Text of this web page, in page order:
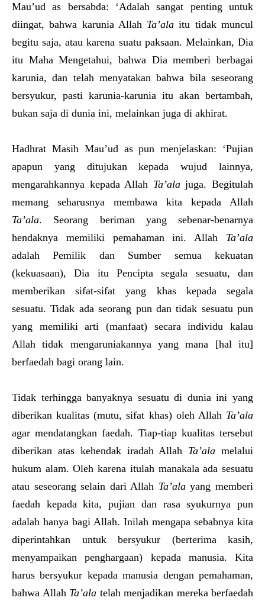
Mau’ud as bersabda: ‘Adalah sangat penting untuk
diingat, bahwa karunia Allah Ta’ala itu tidak muncul
begitu saja, atau karena suatu paksaan. Melainkan, Dia
itu Maha Mengetahui, bahwa Dia memberi berbagai
karunia, dan telah menyatakan bahwa bila seseorang
bersyukur, pasti karunia-karunia itu akan bertambah,
bukan saja di dunia ini, melainkan juga di akhirat.
Hadhrat Masih Mau’ud as pun menjelaskan: ‘Pujian
apapun yang ditujukan kepada wujud lainnya,
mengarahkannya kepada Allah Ta’alajuga. Begitulah
memang seharusnya membawa kita kepada Allah
Ta’ala. Seorang beriman yang sebenar-benarnya
hendaknya memiliki pemahaman ini. Allah Ta’ala
adalah Pemilik dan Sumber semua kekuatan
(kekuasaan), Dia itu Pencipta segala sesuatu, dan
memberikan sifat-sifat yang khas kepada segala
sesuatu. Tidak ada seorang pun dan tidak sesuatu pun
yang memiliki arti (manfaat) secara individu kalau
Allah tidak mengaruniakannya yang mana [hal itu]
berfaedah bagi orang lain.
Tidak terhingga banyaknya sesuatu di dunia ini yang
diberikan kualitas (mutu, sifat khas) oleh Allah Ta’ala
agar mendatangkan faedah. Tiap-tiap kualitas tersebut
diberikan atas kehendak iradah Allah Ta’ala melalui
hukum alam. Oleh karena itulah manakala ada sesuatu
atau seseorang selain dari Allah Ta’alayang memberi
faedah kepada kita, pujian dan rasa syukurnya pun
adalah hanya bagi Allah. Inilah mengapa sebabnya kita
diperintahkan untuk bersyukur (berterima kasih,
menyampaikan penghargaan) kepada manusia. Kita
harus bersyukur kepada manusia dengan pemahaman,
bahwa Allah Ta’ala telah menjadikan mereka berfaedah